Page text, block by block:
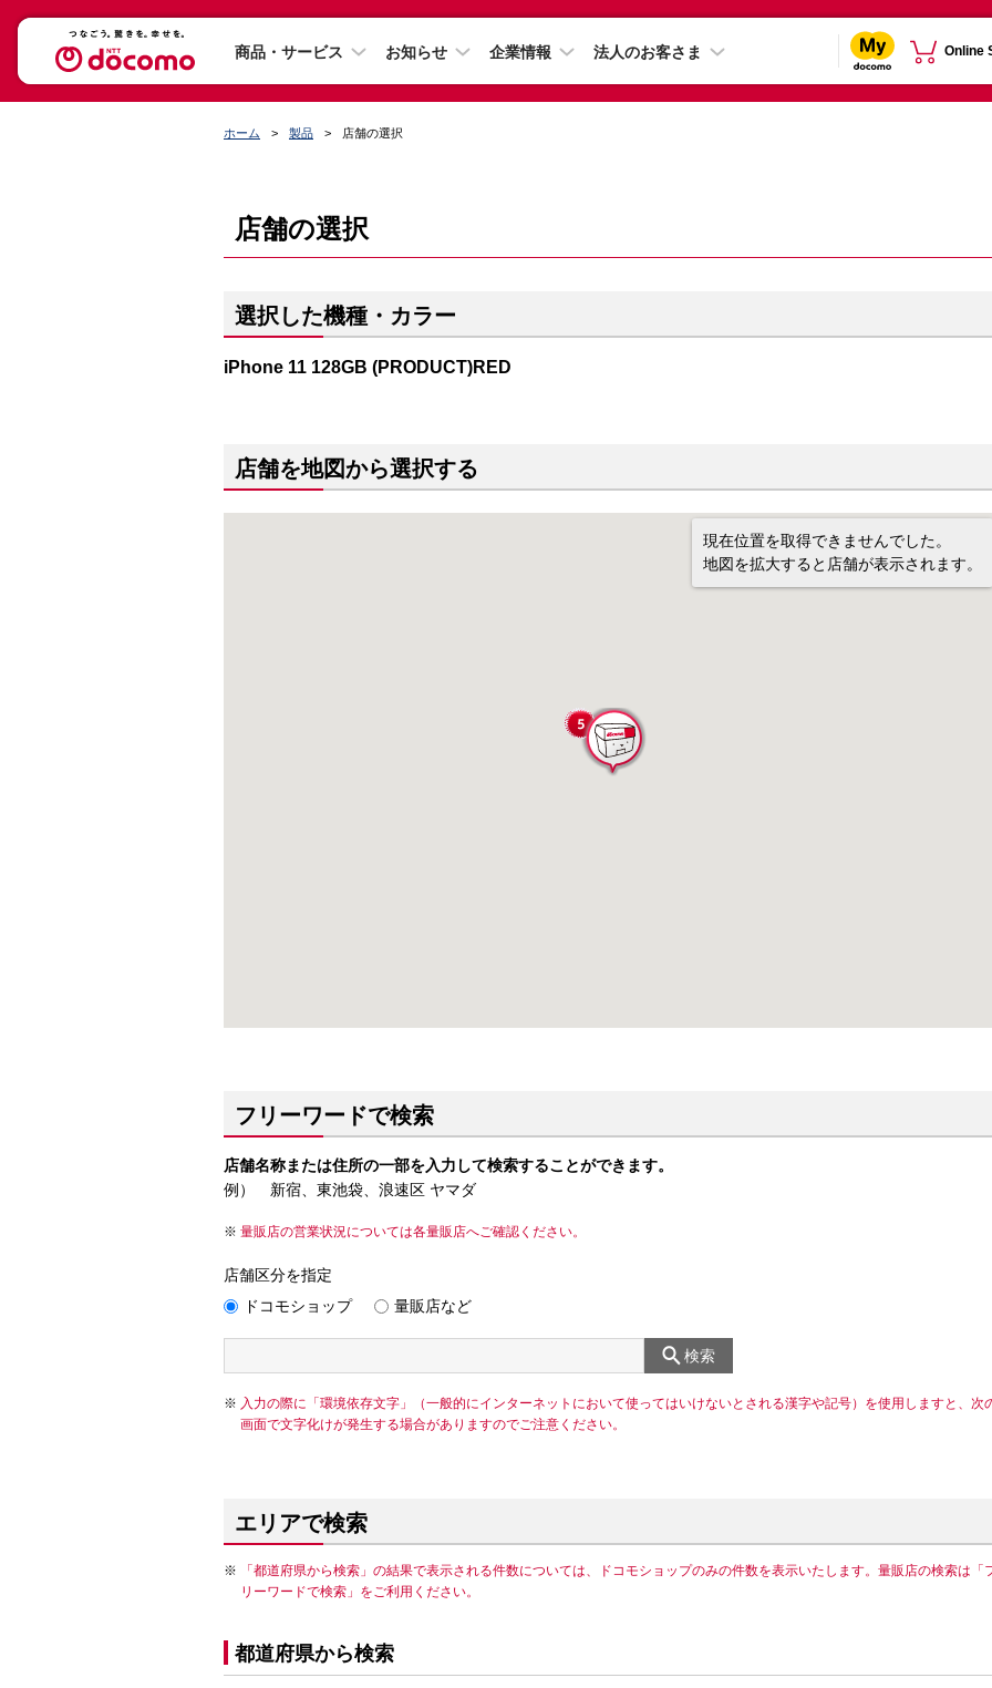
商品・サービス お知らせ 企業情報 法人のお客さま Online
ホーム 製品 店舗の選択
店舗の選択
選択した機種・カラー
iPhone 11 128GB (PRODUCT)RED
店舗を地図から選択する
現在位置を取得できませんでした。
地図を拡大すると店舗が表示されます。
フリーワードで検索
店舗名称または住所の一部を入力して検索することができます。
例） 新宿、東池袋、浪速区 ヤマダ
量販店の営業状況については各量販店へご確認ください。
店舗区分を指定
ドコモショップ
量販店など
検索
入力の際に「環境依存文字」（一般的にインターネットにおいて使ってはいけないとされる漢字や記号）を使用しますと、次
画面で文字化けが発生する場合がありますのでご注意ください。
エリアで検索
「都道府県から検索」の結果で表示される件数については、ドコモショップのみの件数を表示いたします。量販店の検索は「
リーワードで検索」をご利用ください。
都道府県から検索